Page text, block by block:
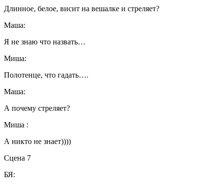
Длинное, белое, висит на вешалке и стреляет?
Маша:
Я не знаю что назвать…
Миша:
Полотенце, что гадать….
Маша:
А почему стреляет?
Миша :
А никто не знает))))
Сцена 7
БЯ: